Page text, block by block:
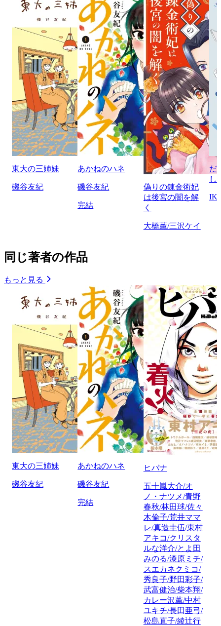
東大の三姉妹
磯谷友紀
あかねのハネ
磯谷友紀
完結
偽りの錬金術妃
は後宮の闇を解
く
大橋薫/三沢ケイ
だ
し
同じ著者の作品
もっと見る
東大の三姉妹
磯谷友紀
あかねのハネ
磯谷友紀
完結
ヒバナ
五十嵐大介/オ
ノ・ナツメ/青野
春秋/林田球/佐々
木倫子/荒井ママ
レ/真造圭伍/東村
アキコ/クリスタ
ルな洋介/とよ田
みのる/漆原ミチ/
スエカネクミコ/
秀良子/野田彩子/
武富健治/柴本翔/
カレー沢薫/中村
ユキチ/長田亜弓/
松島直子/綾辻行